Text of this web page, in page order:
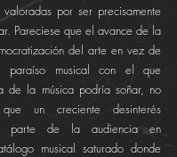
por ser precisamente
Pareciese que el avance de la
del arte en vez de
paraíso musical con el que
de la música podría soñar, no
un creciente desinterés
parte de la audiencia en
musical saturado donde